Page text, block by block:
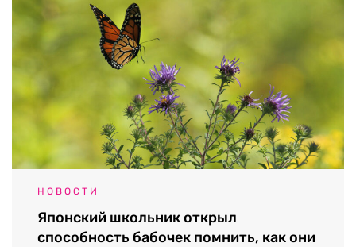
НОВОСТИ
Японский школьник открыл
способность бабочек помнить, как они